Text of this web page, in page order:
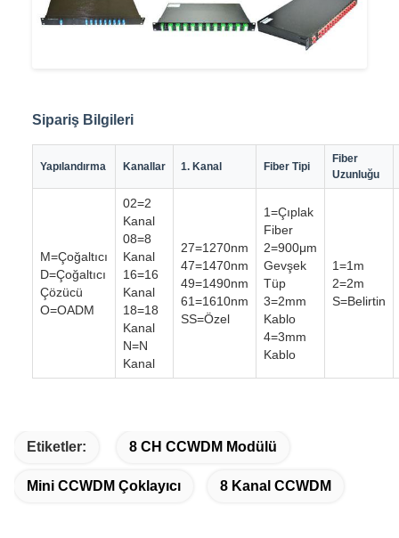
Sipariş Bilgileri
Yapılandırma Kanallar 1. Kanal Fiber Tipi
Fiber
Uzunluğu
M=Çoğaltıcı
D=Çoğaltıcı
Çözücü
O=OADM
02=2
Kanal
08=8
Kanal
16=16
Kanal
18=18
Kanal
N=N
Kanal
27=1270nm
47=1470nm
49=1490nm
61=1610nm
SS=Özel
1=Çıplak
Fiber
2=900μm
Gevşek
Tüp
3=2mm
Kablo
4=3mm
Kablo
1=1m
2=2m
S=Belirtin
Etiketler: 8 CH CCWDM Modülü
Mini CCWDM Çoklayıcı 8 Kanal CCWDM